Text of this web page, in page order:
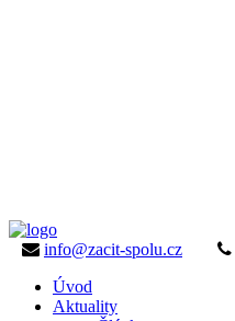
info@zacit-spolu.cz
Úvod
Aktuality